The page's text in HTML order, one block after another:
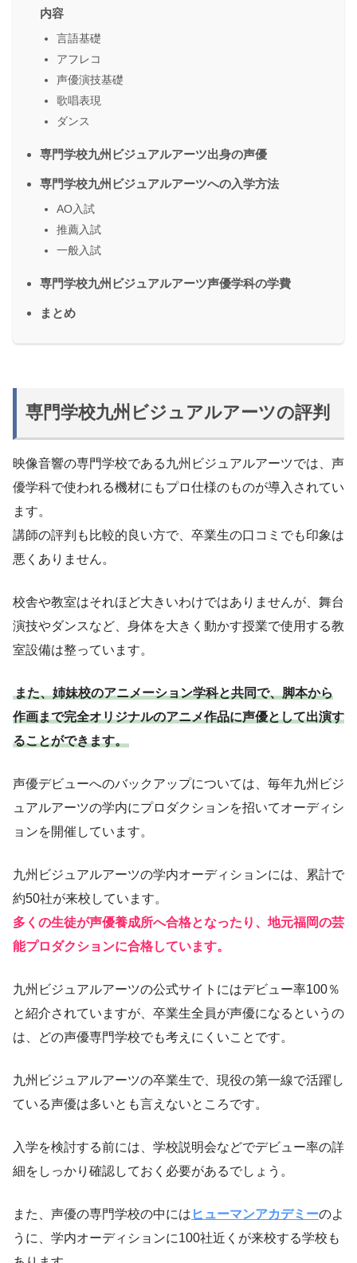
内容
言語基礎
アフレコ
声優演技基礎
歌唱表現
ダンス
専門学校九州ビジュアルアーツ出身の声優
専門学校九州ビジュアルアーツへの入学方法
AO入試
推薦入試
一般入試
専門学校九州ビジュアルアーツ声優学科の学費
まとめ
専門学校九州ビジュアルアーツの評判
映像音響の専門学校である九州ビジュアルアーツでは、声
優学科で使われる機材にもプロ仕様のものが導入されてい
ます。
講師の評判も比較的良い方で、卒業生の口コミでも印象は
悪くありません。
校舎や教室はそれほど大きいわけではありませんが、舞台
演技やダンスなど、身体を大きく動かす授業で使用する教
室設備は整っています。
また、姉妹校のアニメーション学科と共同で、脚本から
作画まで完全オリジナルのアニメ作品に声優として出演す
ることができます。
声優デビューへのバックアップについては、毎年九州ビジ
ュアルアーツの学内にプロダクションを招いてオーディシ
ョンを開催しています。
九州ビジュアルアーツの学内オーディションには、累計で
約50社が来校しています。
多くの生徒が声優養成所へ合格となったり、地元福岡の芸
能プロダクションに合格しています。
九州ビジュアルアーツの公式サイトにはデビュー率100％
と紹介されていますが、卒業生全員が声優になるというの
は、どの声優専門学校でも考えにくいことです。
九州ビジュアルアーツの卒業生で、現役の第一線で活躍し
ている声優は多いとも言えないところです。
入学を検討する前には、学校説明会などでデビュー率の詳
細をしっかり確認しておく必要があるでしょう。
また、声優の専門学校の中には ヒューマンアカデミーのよ
うに、学内オーディションに100社近くが来校する学校も